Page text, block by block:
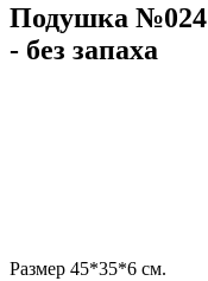
Подушка №024
- без запаха
Размер 45*35*6 см.